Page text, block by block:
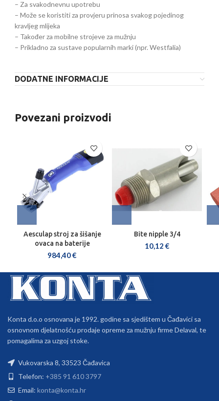
– Za svakodnevnu upotrebu
– Može se koristiti za provjeru prinosa svakog pojedinog
kravljeg mlijeka
– Također za mobilne strojeve za mužnju
– Prikladno za sustave popularnih marki (npr. Westfalia)
DODATNE INFORMACIJE
Povezani proizvodi
Aesculap stroj za šišanje
ovaca na baterije
984,40€
Bite nipple 3/4
10,12 €
Konta d.o.o osnovana je 1992. godine sa sjedištem u Čađavici sa
osnovnom djelatnošću prodaje opreme za mužnju firme Delaval, te
pomagalima za uzgoj stoke.
Vukovarska 8, 33523 Čađavica
Telefon: +385 91 610 3797
Email: konta@konta.hr